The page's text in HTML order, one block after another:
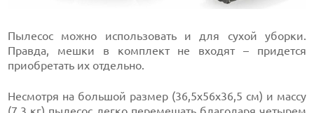
Пылесос можно использовать и для сухой уборки.
Правда, мешки в комплект не входят – придется
приобретать их отдельно.
Несмотря на большой размер (36,5x56x36,5 см) и массу